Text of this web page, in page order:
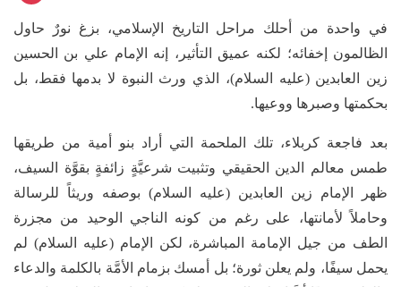
في واحدة من أحلك مراحل التاريخ الإسلامي، بزغ نورٌ حاول
الظالمون إخفائه؛ لكنه عميق التأثير، إنه الإمام علي بن الحسين
زين العابدين (عليه السلام)، الذي ورث النبوة لا بدمها فقط، بل
بحكمتها وصبرها ووعيها.
بعد فاجعة كربلاء، تلك الملحمة التي أراد بنو أمية من طريقها
طمس معالم الدين الحقيقي وتثبيت شرعيَّةٍ زائفةٍ بقوَّة السيف،
ظهر الإمام زين العابدين (عليه السلام) بوصفه وريثاً للرسالة
وحاملاً لأمانتها، على رغم من كونه الناجي الوحيد من مجزرة
الطف من جيل الإمامة المباشرة، لكن الإمام (عليه السلام) لم
يحمل سيفًا، ولم يعلن ثورة؛ بل أمسك بزمام الأمَّة بالكلمة والدعاء